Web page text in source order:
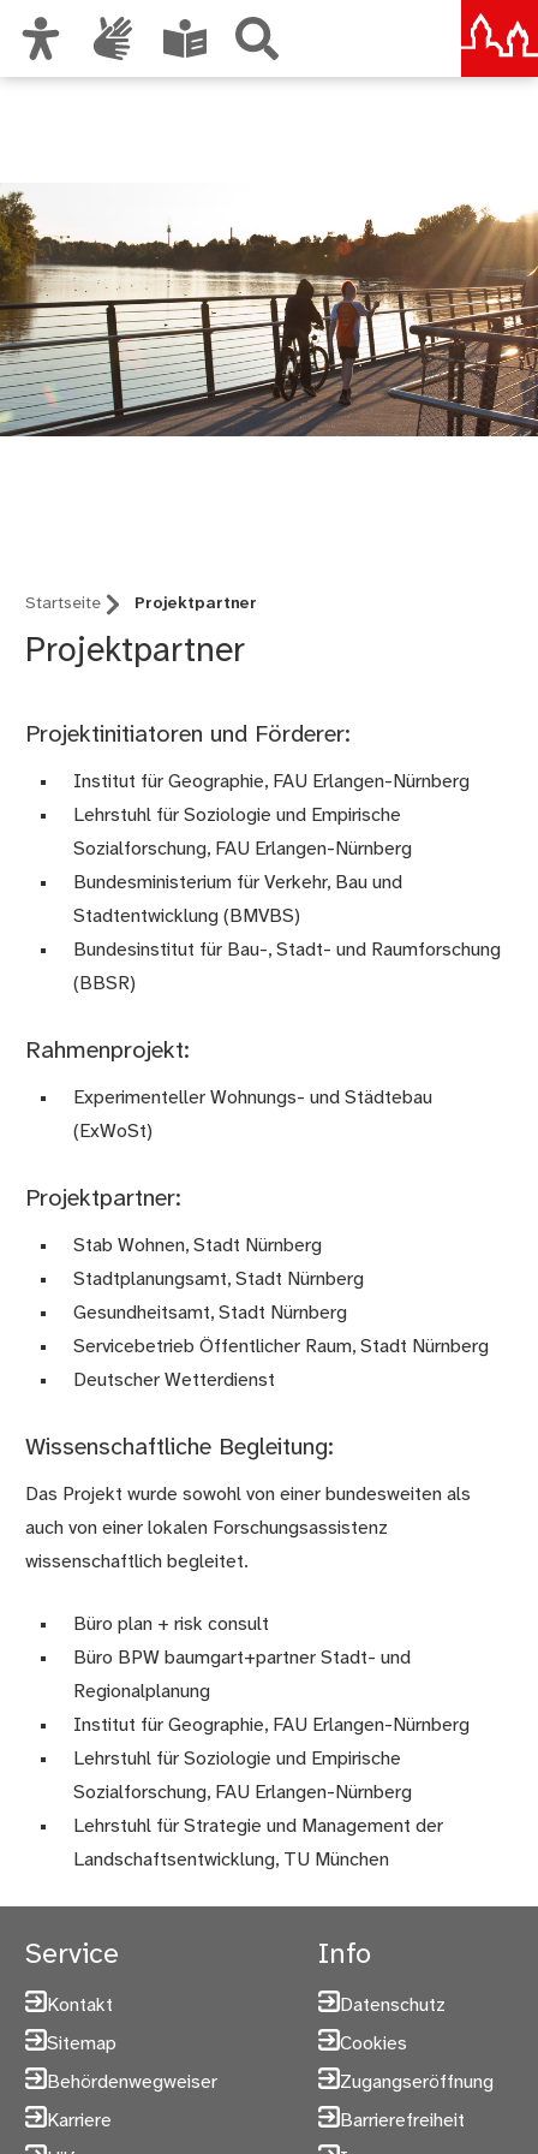
Startseite Projektpartner
Projektpartner
Projektinitiatoren und Förderer:
Institut für Geographie, FAU Erlangen-Nürnberg
Lehrstuhl für Soziologie und Empirische
Sozialforschung, FAU Erlangen-Nürnberg
Bundesministerium für Verkehr, Bau und
Stadtentwicklung (BMVBS)
Bundesinstitut für Bau-, Stadt- und Raumforschung
(BBSR)
Rahmenprojekt:
Experimenteller Wohnungs- und Städtebau
(ExWoSt)
Projektpartner:
Stab Wohnen, Stadt Nürnberg
Stadtplanungsamt, Stadt Nürnberg
Gesundheitsamt, Stadt Nürnberg
Servicebetrieb Öffentlicher Raum, Stadt Nürnberg
Deutscher Wetterdienst
Wissenschaftliche Begleitung:
Das Projekt wurde sowohl von einer bundesweiten als
auch von einer lokalen Forschungsassistenz
wissenschaftlich begleitet.
Büro plan + risk consult
Büro BPW baumgart+partner Stadt- und
Regionalplanung
Institut für Geographie, FAU Erlangen-Nürnberg
Lehrstuhl für Soziologie und Empirische
Sozialforschung, FAU Erlangen-Nürnberg
Lehrstuhl für Strategie und Management der
Landschaftsentwicklung, TU München
Service
Kontakt
Sitemap
Behördenwegweiser
Karriere
Info
Datenschutz
Cookies
Zugangseröffnung
Barrierefreiheit